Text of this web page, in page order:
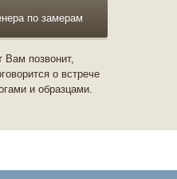
по замерам
Вам позвонит,
о встрече
и образцами.